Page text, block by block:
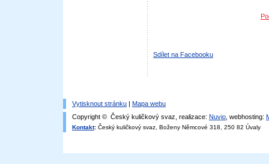
Sdílet na Facebooku
Vytisknout stránku | Mapa webu
Copyright © Český kuličkový svaz, realizace: Nuvio , webhosting:
Kontakt: Český kuličkový svaz, Boženy Němcové 318, 250 82 Úvaly